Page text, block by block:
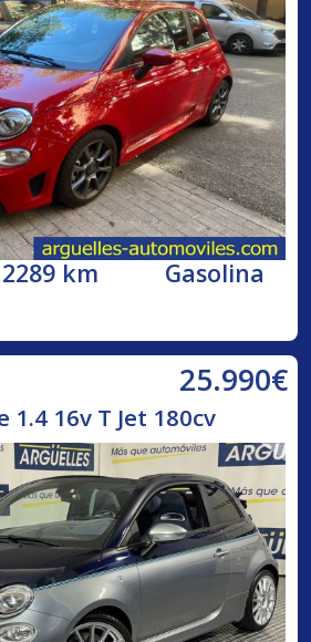
km Gasolina
25.990€
1.4 16v T Jet 180cv